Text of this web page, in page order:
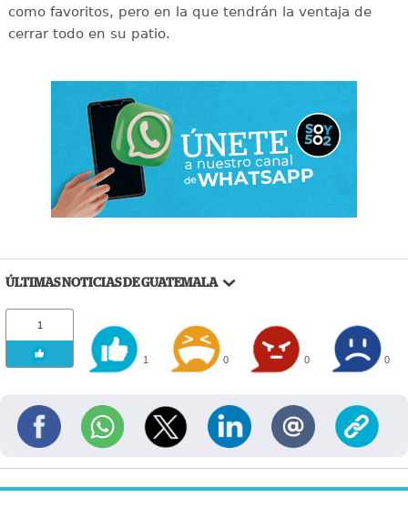
como favoritos, pero en la que tendrán la ventaja de
cerrar todo en su patio.
ÚLTIMAS NOTICIAS DE GUATEMALA
1
1 0 0 0